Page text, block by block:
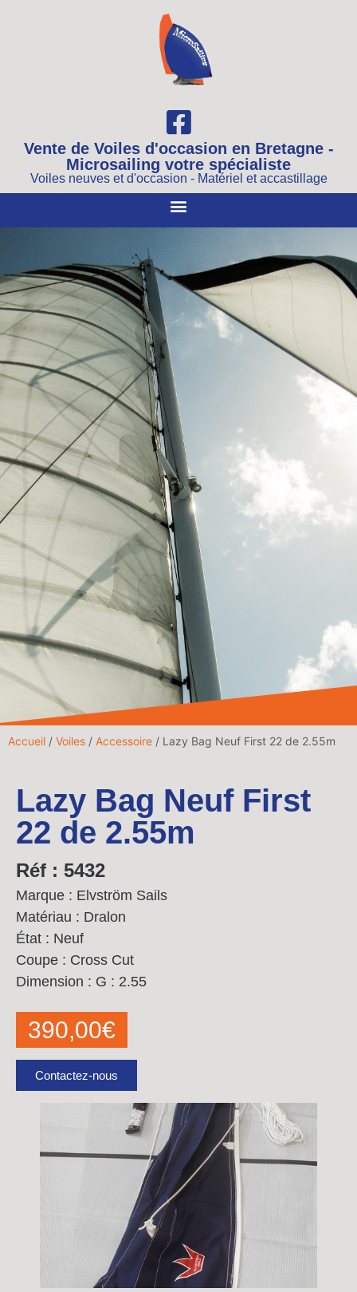
Vente de Voiles d'occasion en Bretagne -
Microsailing votre spécialiste
Voiles neuves et d'occasion - Matériel et accastillage
Accueil / Voiles / Accessoire / Lazy Bag Neuf First 22 de 2.55m
Lazy Bag Neuf First
22 de 2.55m
Réf : 5432
Marque : Elvström Sails
Matériau : Dralon
État : Neuf
Coupe : Cross Cut
Dimension : G : 2.55
390,00€
Contactez-nous